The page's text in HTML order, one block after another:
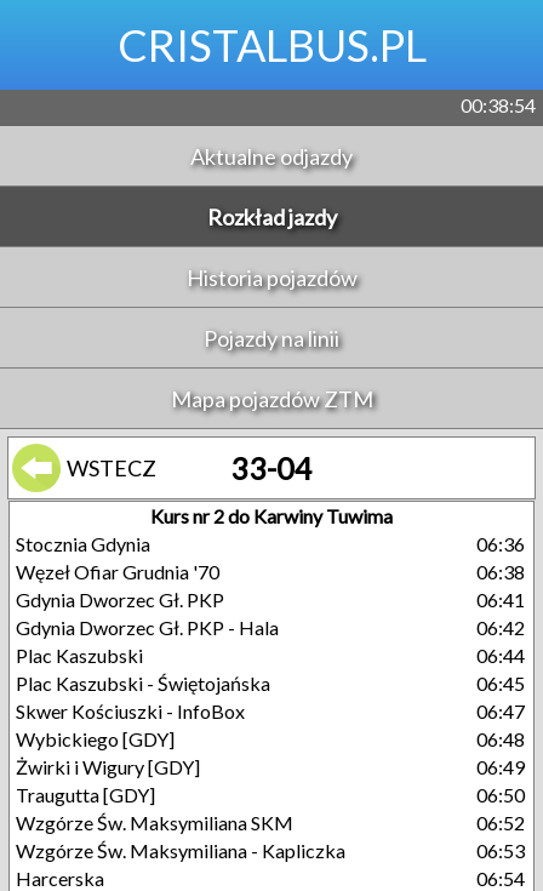
CRISTALBUS.PL
00:38:54
Aktualne odjazdy
Rozkład jazdy
Historia pojazdów
Pojazdy na linii
Mapa pojazdów ZTM
WSTECZ 33-04
Kurs nr 2 do Karwiny Tuwima
Stocznia Gdynia
06:36
Węzeł Ofiar Grudnia '70
06:38
Gdynia Dworzec Gł. PKP
06:41
Gdynia Dworzec Gł. PKP - Hala
06:42
Plac Kaszubski
06:44
Plac Kaszubski - Świętojańska
06:45
Skwer Kościuszki - InfoBox
06:47
Wybickiego [GDY]
06:48
Żwirki i Wigury [GDY]
06:49
Traugutta [GDY]
06:50
Wzgórze Św. Maksymiliana SKM
06:52
Wzgórze Św. Maksymiliana - Kapliczka
06:53
Harcerska
06:54